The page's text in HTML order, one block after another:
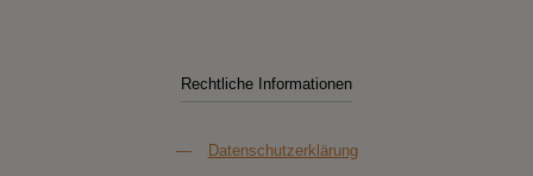
Rechtliche Informationen
— Datenschutzerklärung